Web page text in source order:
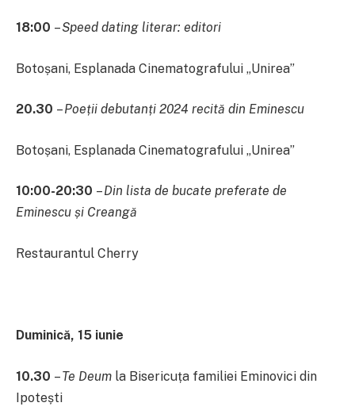
18:00 –Speed dating literar: editori
Botoșani, Esplanada Cinematografului „Unirea”
20.30 –Poeții debutanți 2024 recită din Eminescu
Botoșani, Esplanada Cinematografului „Unirea”
10:00-20:30 –Din lista de bucate preferate de
Eminescu și Creangă
Restaurantul Cherry
Duminică, 15 iunie
10.30 –Te Deum la Bisericuța familiei Eminovici din
Ipotești